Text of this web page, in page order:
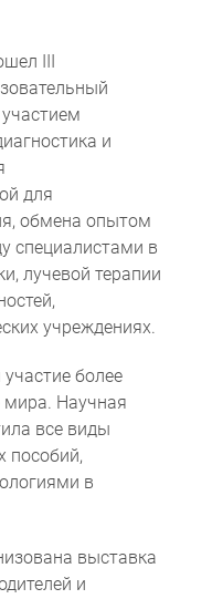
III
и
для
обмена опытом
специалистами в
лучевой терапии
учреждениях.
более
мира. Научная
все виды
пособий,
в
выставка
и